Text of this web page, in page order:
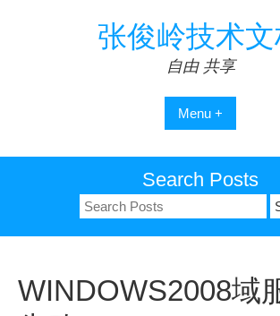
张俊岭技术文
自由 共享
Menu +
Search Posts
Search
for:
WINDOWS2008域